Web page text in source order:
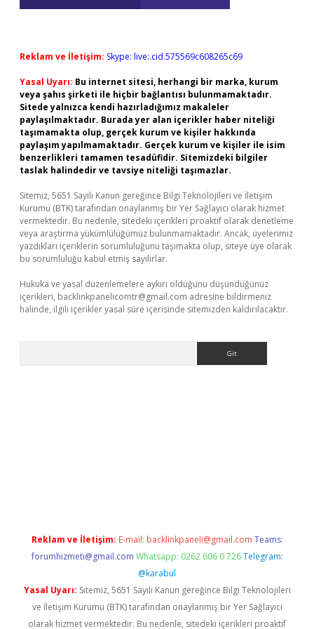
Reklam ve İletişim: Skype: live:.cid.575569c608265c69
Yasal Uyarı: Bu internet sitesi, herhangi bir marka, kurum
veya şahıs şirketi ile hiçbir bağlantısı bulunmamaktadır.
Sitede yalnızca kendi hazırladığımız makaleler
paylaşılmaktadır. Burada yer alan içerikler haber niteliği
taşımamakta olup, gerçek kurum ve kişiler hakkında
paylaşım yapılmamaktadır. Gerçek kurum ve kişiler ile isim
benzerlikleri tamamen tesadüfidir. Sitemizdeki bilgiler
taslak halindedir ve tavsiye niteliği taşımazlar.
Sitemiz, 5651 Sayılı Kanun gereğince Bilgi Teknolojileri ve İletişim
Kurumu (BTK) tarafından onaylanmış bir Yer Sağlayıcı olarak hizmet
vermektedir. Bu nedenle, sitedeki içerikleri proaktif olarak denetleme
veya araştırma yükümlülüğümüz bulunmamaktadır. Ancak, üyelerimiz
yazdıkları içeriklerin sorumluluğunu taşımakta olup, siteye üye olarak
bu sorumluluğu kabul etmiş sayılırlar.
Hukuka ve yasal düzenlemelere aykırı olduğunu düşündüğünüz
içerikleri, backlinkpanelicomtr@gmail.com adresine bildirmeniz
halinde, ilgili içerikler yasal süre içerisinde sitemizden kaldırılacaktır.
Reklam ve İletişim: E-mail: backlinkpaneli@gmail.com Teams:
forumhizmeti@gmail.com Whatsapp: 0262 606 0 726 Telegram:
@karabul
Yasal Uyarı: Sitemiz, 5651 Sayılı Kanun gereğince Bilgi Teknolojileri
ve İletişim Kurumu (BTK) tarafından onaylanmış bir Yer Sağlayıcı
olarak hizmet vermektedir. Bu nedenle, sitedeki içerikleri proaktif